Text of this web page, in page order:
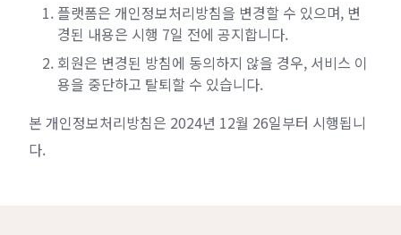
플랫폼은 개인정보처리방침을 변경할 수 있으며, 변
경된 내용은 시행 7일 전에 공지합니다.
회원은 변경된 방침에 동의하지 않을 경우, 서비스 이
용을 중단하고 탈퇴할 수 있습니다.
본 개인정보처리방침은 2024년 12월 26일부터 시행됩니
다.